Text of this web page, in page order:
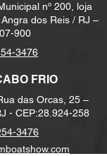
Especial
Carregador
nº 200, loja
dos Reis / RJ –
900
3476
FRIO
das Orcas, 25 –
- CEP:28.924-258
3476